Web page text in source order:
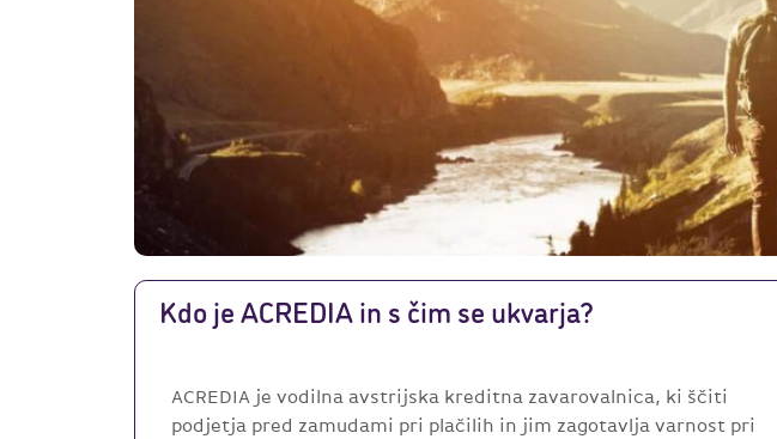
Kdo je ACREDIA in s čim se ukvarja?
ACREDIA je vodilna avstrijska kreditna zavarovalnica, ki ščiti
podjetja pred zamudami pri plačilih in jim zagotavlja varnost pri